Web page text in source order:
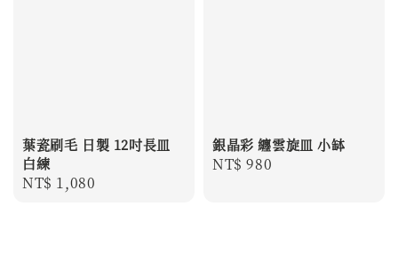
葉瓷刷毛 日製 12吋長皿
白練
Regular
NT$ 1,080
銀晶彩 纏雲旋皿 小缽
Regular
NT$ 980